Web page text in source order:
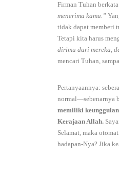
Firman Tuhan
menerima kamu.”
tidak dapat memberi
Tetapi kita harus
dirimu dari mereka,
mencari Tuhan,
Pertanyaannya:
normal—sebenarnya
memiliki
Kerajaan Allah.
Selamat, maka
hadapan-Nya? Jika